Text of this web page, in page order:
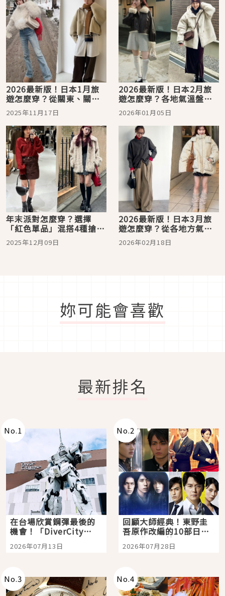
2026最新版！日本1月旅
遊怎麼穿？從關東、關
西、東北各地氣溫總整理
+ 服飾穿搭靈感推薦圖
鑑！跟著穿輕鬆打造日系
兼具時髦溫度
2025年11月17日
2026最新版！日本2月旅
遊怎麼穿？各地氣溫盤點
+服裝搭配靈感圖鑑，為出
遊時刻點亮時髦日系穿搭
2026年01月05日
年末派對怎麼穿？選擇
「紅色單品」混搭4種搶眼
注目的日系造型
2025年12月09日
2026最新版！日本3月旅
遊怎麼穿？從各地方氣溫
解析到穿搭靈感範本，為
出國造型營造搶眼注目的
2026年02月18日
妳可能會喜歡
最新排名
No.1
在台場欣賞鋼彈最後的
機會！「DiverCity
Tokyo Plaza」搭船、
購物、美食及夜景，一
2026年07月13日
No.2
回顧大師經典！東野圭
吾原作改編的10部日本
影視作品推薦
2026年07月28日
No.3 No.4